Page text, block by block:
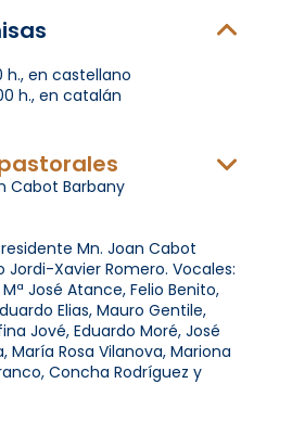
h., en castellano
h., en catalán
Cabot Barbany
Mn. Joan Cabot
Jordi-Xavier Romero. Vocales:
José Atance, Felio Benito,
Elias, Mauro Gentile,
Jové, Eduardo Moré, José
María Rosa Vilanova, Mariona
Concha Rodríguez y